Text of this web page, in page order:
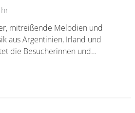
mitreißende Melodien und
aus Argentinien, Irland und
die Besucherinnen und…
Musik: Die Reihe UNIKONZERT im